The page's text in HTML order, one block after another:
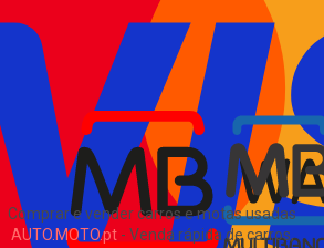
Comprar e vender carros e motas usadas
AUTO.MOTO.pt- Venda rápida de carros,
Verificar VIN e matrícula
Sitemap
EN
Sobre Nós